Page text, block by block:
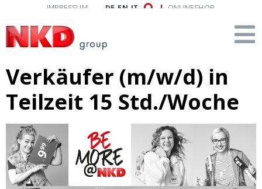
IMPRESSUM DE EN IT ONLINESHOP
Verkäufer (m/w/d) in
Teilzeit 15 Std./Woche